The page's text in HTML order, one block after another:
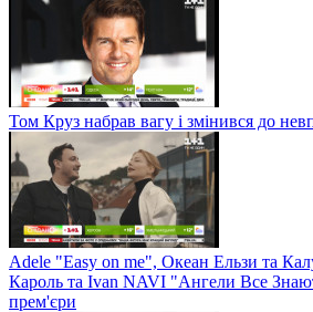
Том Круз набрав вагу і змінився до
Adele "Easy on me", Океан Ельзи та
Кароль та Ivan NAVI "Ангели Все
прем'єри